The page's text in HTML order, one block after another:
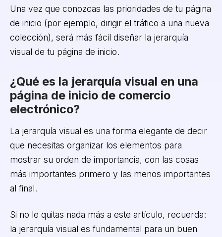
Una vez que conozcas las prioridades de tu página
de inicio (por ejemplo, dirigir el tráfico a una nueva
colección), será más fácil diseñar la jerarquía
visual de tu página de inicio.
¿Qué es la jerarquía visual en una
página de inicio de comercio
electrónico?
La jerarquía visual es una forma elegante de decir
que necesitas organizar los elementos para
mostrar su orden de importancia, con las cosas
más importantes primero y las menos importantes
al final.
Si no le quitas nada más a este artículo, recuerda:
la jerarquía visual es fundamental para un buen